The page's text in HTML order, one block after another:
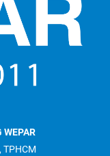
WEPAR